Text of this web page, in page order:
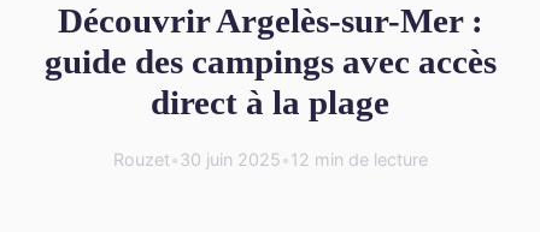
Découvrir Argelès-sur-Mer :
guide des campings avec accès
direct à la plage
Rouzet•30 juin 2025•12 min de lecture